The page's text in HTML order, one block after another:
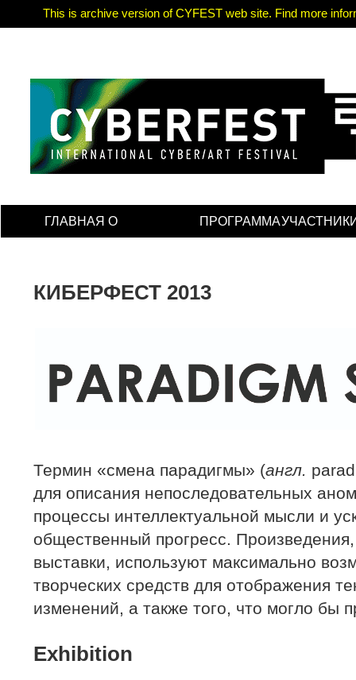
This is archive version of CYFEST web site. Find more
ГЛАВНАЯ О ПРОГРАММА
КИБЕРФЕСТ 2013
Термин «смена парадигмы» (англ.
для описания непоследовательных
процессы интеллектуальной мысли и
общественный прогресс.
выставки, используют максимально
творческих средств для отображения
изменений, а также того, что могло бы
Exhibition